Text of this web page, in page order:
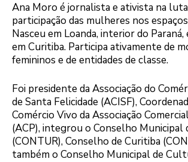
Ana Moro é jornalista e ativista na
participação das mulheres nos
Nasceu em Loanda, interior do Paraná,
em Curitiba. Participa ativamente de
femininos e de entidades de classe.
Foi presidente da Associação do
de Santa Felicidade (ACISF),
Comércio Vivo da Associação
(ACP), integrou o Conselho Municipal
(CONTUR), Conselho de Curitiba
também o Conselho Municipal de